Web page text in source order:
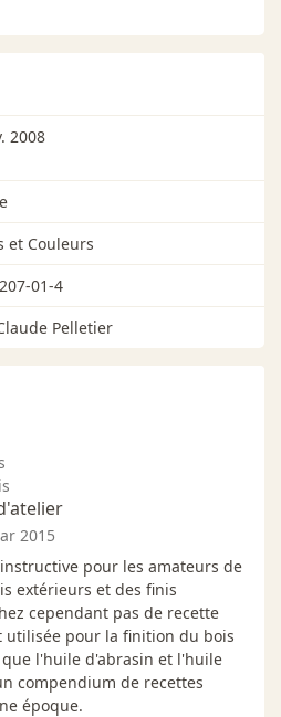
2008
et Couleurs
01-4
Pelletier
2015
pour les amateurs de
extérieurs et des finis
cependant pas de recette
utilisée pour la finition du bois
l'huile d'abrasin et l'huile
compendium de recettes
époque.